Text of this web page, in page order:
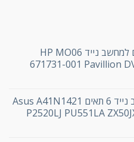
סוללה מקורית 6 תאים למחשב נייד HP MO06
671731-001 Pavillion
סוללה חליפית למחשב נייד 6 תאים Asus A41N1421
P2520LJ PU551LA